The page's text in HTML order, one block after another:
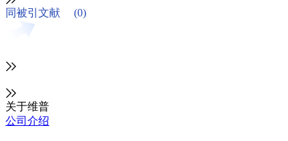
同被引文献 (0)
关于维普
公司介绍